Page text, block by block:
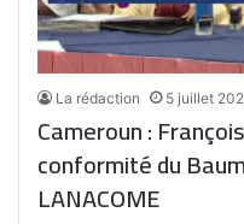
La rédaction 5 juillet
Cameroun :
conformité du
LANACOME